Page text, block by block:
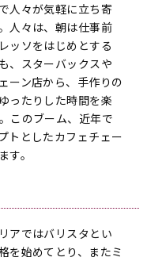
人々が気軽に立ち寄
人々は、朝は仕事前
ッソをはじめとする
、スターバックスや
ーン店から、手作りの
ったりした時間を楽
このブーム、近年で
トとしたカフェチェー
。
アではバリスタとい
を始めてとり、またミ